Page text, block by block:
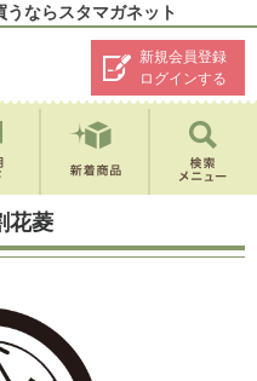
ならスタマガネット
新規会員登録
ログインする
花菱